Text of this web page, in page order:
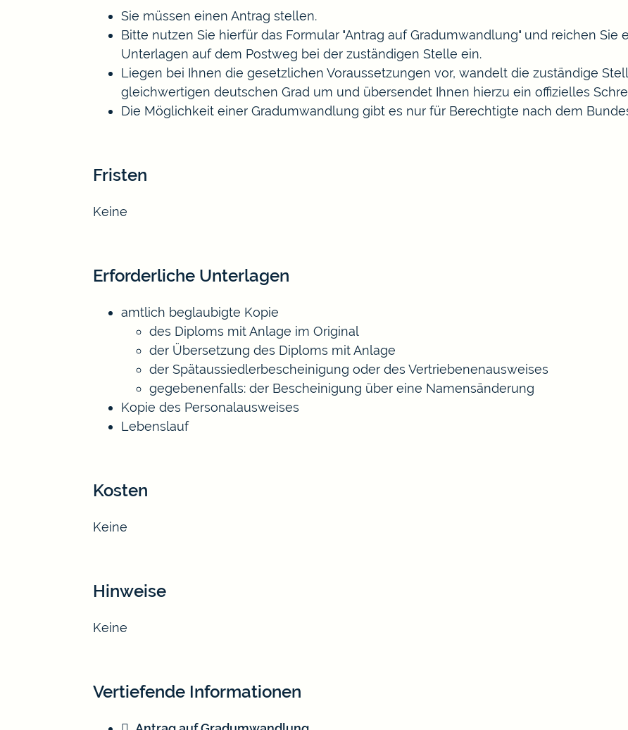
Sie müssen einen Antrag stellen.
Bitte nutzen Sie hierfür das Formular "Antrag auf Gradumwandlung" und reichen
Unterlagen auf dem Postweg bei der zuständigen Stelle ein.
Liegen bei Ihnen die gesetzlichen Voraussetzungen vor, wandelt die zuständige
gleichwertigen deutschen Grad um und übersendet Ihnen hierzu ein offizielles
Die Möglichkeit einer Gradumwandlung gibt es nur für Berechtigte nach dem
Fristen
Keine
Erforderliche Unterlagen
amtlich beglaubigte Kopie
des Diploms mit Anlage im Original
der Übersetzung des Diploms mit Anlage
der Spätaussiedlerbescheinigung oder des Vertriebenenausweises
gegebenenfalls: der Bescheinigung über eine Namensänderung
Kopie des Personalausweises
Lebenslauf
Kosten
Keine
Hinweise
Keine
Vertiefende Informationen